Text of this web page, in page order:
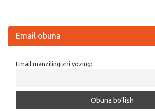
Email obuna
Email manzilingizni yozing: